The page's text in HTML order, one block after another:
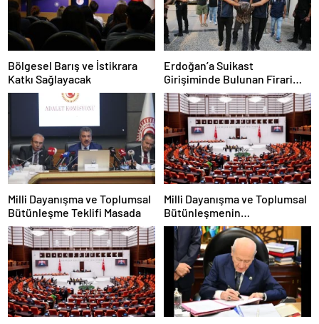
Bölgesel Barış ve İstikrara
Katkı Sağlayacak
Erdoğan’a Suikast
Girişiminde Bulunan Firari
FETÖ Üyesi Burkay Karatepe
Tutuklandı
Milli Dayanışma ve Toplumsal
Bütünleşme Teklifi Masada
Milli Dayanışma ve Toplumsal
Bütünleşmenin
Güçlendirilmesine Dair Kanun
Teklifi TBMM’ye Sunuldu